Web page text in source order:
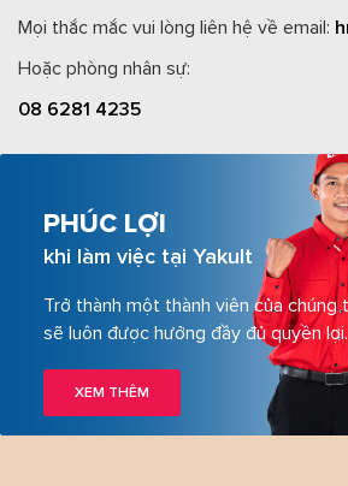
Mọi thắc mắc vui lòng liên hệ về email:
Hoặc phòng nhân sự:
08 6281 4235
PHÚC LỢI
khi làm việc tại Yakult
Trở thành một thành viên của chúng
sẽ luôn được hưởng đầy đủ quyền lợi.
XEM THÊM